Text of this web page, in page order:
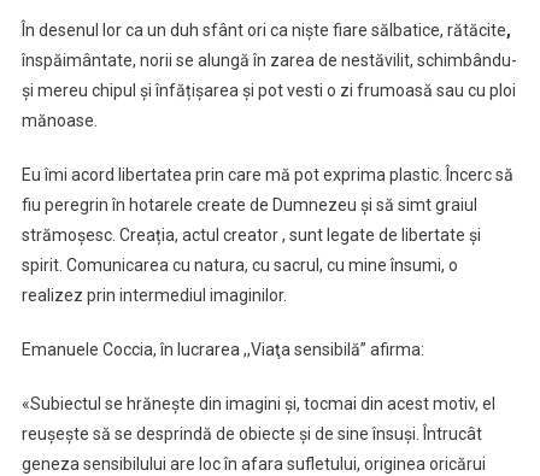
În desenul lor ca un duh sfânt ori ca niște fiare sălbatice, rătăcite,
înspăimântate, norii se alungă în zarea de nestăvilit, schimbându-
și mereu chipul și înfățișarea și pot vesti o zi frumoasă sau cu ploi
mănoase.
Eu îmi acord libertatea prin care mă pot exprima plastic. Încerc să
fiu peregrin în hotarele create de Dumnezeu și să simt graiul
strămoșesc. Creația, actul creator , sunt legate de libertate și
spirit. Comunicarea cu natura, cu sacrul, cu mine însumi, o
realizez prin intermediul imaginilor.
Emanuele Coccia, în lucrarea ,,Viaţa sensibilă” afirma:
«Subiectul se hrăneşte din imagini şi, tocmai din acest motiv, el
reuşeşte să se desprindă de obiecte şi de sine însuşi. Întrucât
geneza sensibilului are loc în afara sufletului, originea oricărui